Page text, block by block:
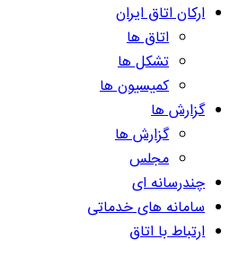
ارکان اتاق ایران
اتاق ها
تشکل ها
کمیسیون ها
گزارش ها
گزارش ها
مجلس
چندرسانه ای
سامانه های خدماتی
ارتباط با اتاق